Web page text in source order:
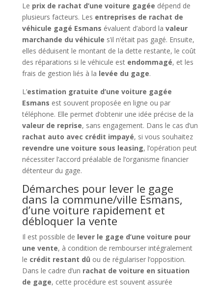
Le prix de rachat d’une voiture gagée dépend de
plusieurs facteurs. Les entreprises de rachat de
véhicule gagé Esmans évaluent d’abord la valeur
marchande du véhicule s’il n’était pas gagé. Ensuite,
elles déduisent le montant de la dette restante, le coût
des réparations si le véhicule est endommagé, et les
frais de gestion liés à la levée du gage.
L’estimation gratuite d’une voiture gagée
Esmans est souvent proposée en ligne ou par
téléphone. Elle permet d’obtenir une idée précise de la
valeur de reprise, sans engagement. Dans le cas d’un
rachat auto avec crédit impayé, si vous souhaitez
revendre une voiture sous leasing, l’opération peut
nécessiter l’accord préalable de l’organisme financier
détenteur du gage.
Démarches pour lever le gage
dans la commune/ville Esmans,
d’une voiture rapidement et
débloquer la vente
Il est possible de lever le gage d’une voiture pour
une vente, à condition de rembourser intégralement
le crédit restant dû ou de régulariser l’opposition.
Dans le cadre d’un rachat de voiture en situation
de gage, cette procédure est souvent assurée